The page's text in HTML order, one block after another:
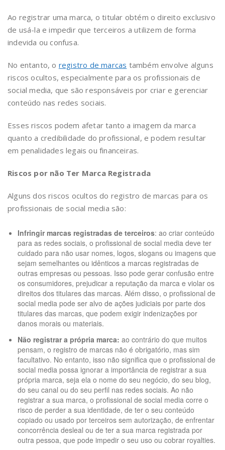
Ao registrar uma marca, o titular obtém o direito exclusivo
de usá-la e impedir que terceiros a utilizem de forma
indevida ou confusa.
No entanto, o registro de marcas também envolve alguns
riscos ocultos, especialmente para os profissionais de
social media, que são responsáveis por criar e gerenciar
conteúdo nas redes sociais.
Esses riscos podem afetar tanto a imagem da marca
quanto a credibilidade do profissional, e podem resultar
em penalidades legais ou financeiras.
Riscos por não Ter Marca Registrada
Alguns dos riscos ocultos do registro de marcas para os
profissionais de social media são:
Infringir marcas registradas de terceiros: ao criar conteúdo
para as redes sociais, o profissional de social media deve ter
cuidado para não usar nomes, logos, slogans ou imagens que
sejam semelhantes ou idênticos a marcas registradas de
outras empresas ou pessoas. Isso pode gerar confusão entre
os consumidores, prejudicar a reputação da marca e violar os
direitos dos titulares das marcas. Além disso, o profissional de
social media pode ser alvo de ações judiciais por parte dos
titulares das marcas, que podem exigir indenizações por
danos morais ou materiais.
Não registrar a própria marca: ao contrário do que muitos
pensam, o registro de marcas não é obrigatório, mas sim
facultativo. No entanto, isso não significa que o profissional de
social media possa ignorar a importância de registrar a sua
própria marca, seja ela o nome do seu negócio, do seu blog,
do seu canal ou do seu perfil nas redes sociais. Ao não
registrar a sua marca, o profissional de social media corre o
risco de perder a sua identidade, de ter o seu conteúdo
copiado ou usado por terceiros sem autorização, de enfrentar
concorrência desleal ou de ter a sua marca registrada por
outra pessoa, que pode impedir o seu uso ou cobrar royalties.